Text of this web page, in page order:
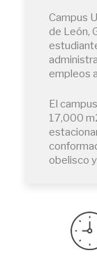
Campus
de León,
empleos
El
17,000
obelisco